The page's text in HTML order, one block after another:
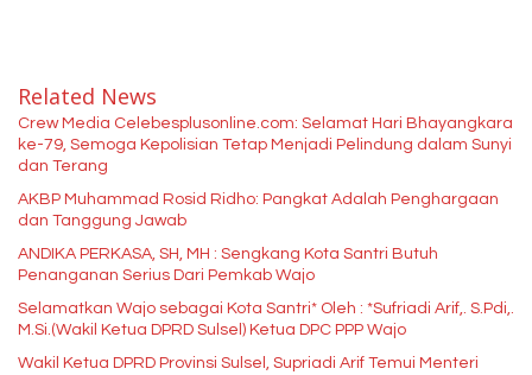
Related News
Crew Media Celebesplusonline.com: Selamat Hari Bhayangkara
ke-79, Semoga Kepolisian Tetap Menjadi Pelindung dalam Sunyi
dan Terang
AKBP Muhammad Rosid Ridho: Pangkat Adalah Penghargaan
dan Tanggung Jawab
ANDIKA PERKASA, SH, MH : Sengkang Kota Santri Butuh
Penanganan Serius Dari Pemkab Wajo
Selamatkan Wajo sebagai Kota Santri* Oleh : *Sufriadi Arif,. S.Pdi,.
M.Si.(Wakil Ketua DPRD Sulsel) Ketua DPC PPP Wajo
Wakil Ketua DPRD Provinsi Sulsel, Supriadi Arif Temui Menteri